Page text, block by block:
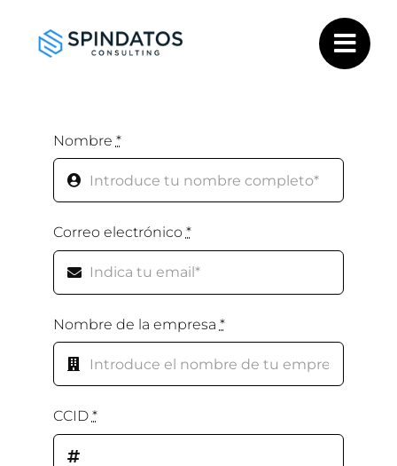
contenido
Nombre *
Correo electrónico *
Nombre de la empresa *
CCID *